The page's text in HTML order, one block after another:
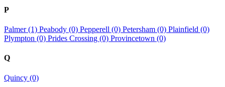
P
Palmer (1) Peabody (0) Pepperell (0) Petersham (0) Plainfield (0)
Plympton (0) Prides Crossing (0) Provincetown (0)
Q
Quincy (0)